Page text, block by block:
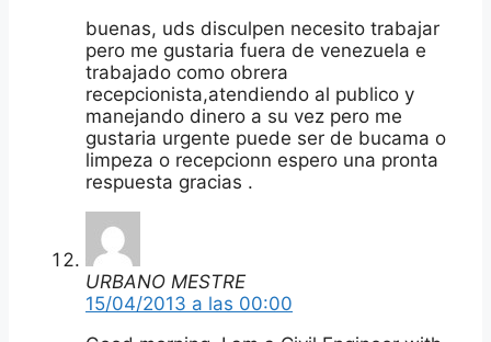
buenas, uds disculpen necesito trabajar
pero me gustaria fuera de venezuela e
trabajado como obrera
recepcionista,atendiendo al publico y
manejando dinero a su vez pero me
gustaria urgente puede ser de bucama o
limpeza o recepcionn espero una pronta
respuesta gracias .
URBANO MESTRE
15/04/2013 a las 00:00